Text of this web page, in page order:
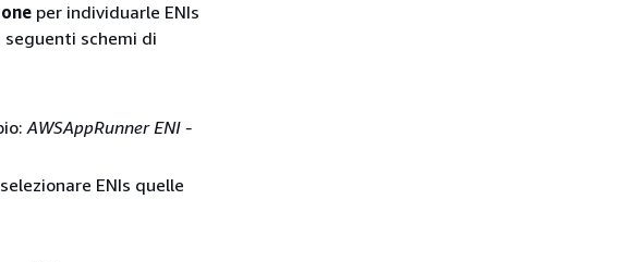
per individuarle ENIs
schemi di
AWSAppRunner ENI -
ENIs quelle